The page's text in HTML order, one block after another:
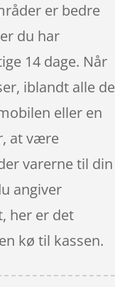
er bedre
du har
14 dage. Når
iblandt alle de
eller en
at være
varerne til din
angiver
her er det
kø til kassen.